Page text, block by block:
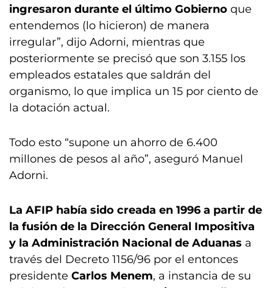
ingresaron durante el último Gobierno que
entendemos (lo hicieron) de manera
irregular”, dijo Adorni, mientras que
posteriormente se precisó que son 3.155 los
empleados estatales que saldrán del
organismo, lo que implica un 15 por ciento de
la dotación actual.
Todo esto “supone un ahorro de 6.400
millones de pesos al año”, aseguró Manuel
Adorni.
La AFIP había sido creada en 1996 a partir de
la fusión de la Dirección General Impositiva
y la Administración Nacional de Aduanas a
través del Decreto 1156/96 por el entonces
presidente Carlos Menem, a instancia de su